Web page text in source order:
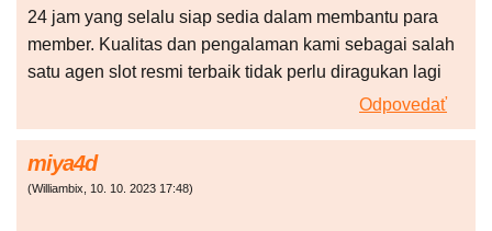
24 jam yang selalu siap sedia dalam membantu para
member. Kualitas dan pengalaman kami sebagai salah
satu agen slot resmi terbaik tidak perlu diragukan lagi
Odpovedať
miya4d
(Williambix 10. 10. 2023 17:48)